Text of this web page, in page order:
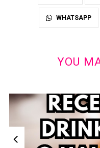
WHATSAPP
YOU